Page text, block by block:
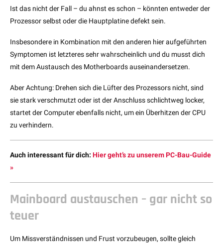
Ist das nicht der Fall – du ahnst es schon – könnten entweder der
Prozessor selbst oder die Hauptplatine defekt sein.
Insbesondere in Kombination mit den anderen hier aufgeführten
Symptomen ist letzteres sehr wahrscheinlich und du musst dich
mit dem Austausch des Motherboards auseinandersetzen.
Aber Achtung: Drehen sich die Lüfter des Prozessors nicht, sind
sie stark verschmutzt oder ist der Anschluss schlichtweg locker,
startet der Computer ebenfalls nicht, um ein Überhitzen der CPU
zu verhindern.
Auch interessant für dich: Hier geht’s zu unserem PC-Bau-Guide
»
Mainboard austauschen – gar nicht so
teuer
Um Missverständnissen und Frust vorzubeugen, sollte gleich